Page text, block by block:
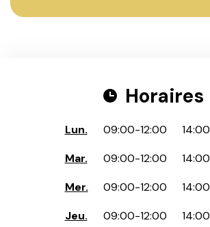
Horaires
Lun. 09:00-12:00 14:00
Mar.
09:00-12:00 14:00
Mer.
09:00-12:00 14:00
Jeu.
09:00-12:00 14:00